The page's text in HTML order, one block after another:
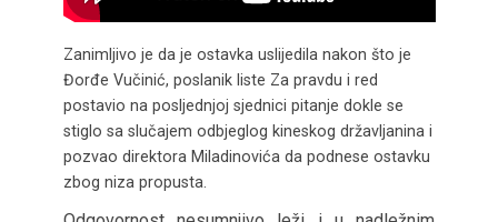
Zanimljivo je da je ostavka uslijedila nakon što je
Đorđe Vučinić, poslanik liste Za pravdu i red
postavio na posljednjoj sjednici pitanje dokle se
stiglo sa slučajem odbjeglog kineskog državljanina i
pozvao direktora Miladinovića da podnese ostavku
zbog niza propusta.